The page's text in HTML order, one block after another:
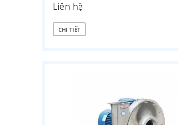
Liên hệ
CHI TIẾT